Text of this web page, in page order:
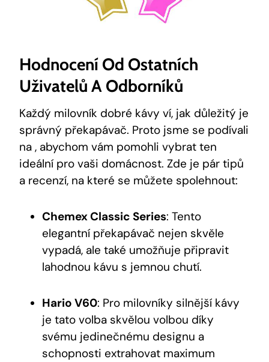
Hodnocení Od Ostatních
Uživatelů A Odborníků
Každý milovník dobré kávy ví,​ jak důležitý je
správný překapávač. Proto jsme se podívali
na , abychom vám pomohli vybrat⁣ ten
ideální pro vaši domácnost.​ Zde je pár tipů
a recenzí, na které ⁢se můžete⁣ spolehnout:
Chemex Classic Series: Tento
elegantní překapávač nejen skvěle
vypadá, ale také ⁤umožňuje připravit
lahodnou kávu s jemnou ‌chutí.
Hario V60: Pro milovníky silnější kávy
je tato⁤ volba skvělou volbou ⁢díky
svému jedinečnému designu a⁢
schopnosti extrahovat maximum